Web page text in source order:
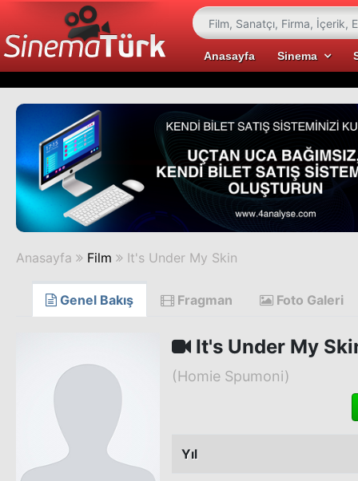
Anasayfa Sinema
Anasayfa Film It's Under My Skin
Genel Bakış Fragman Foto Galeri
It's Under My
(Homie Spumoni)
Yıl